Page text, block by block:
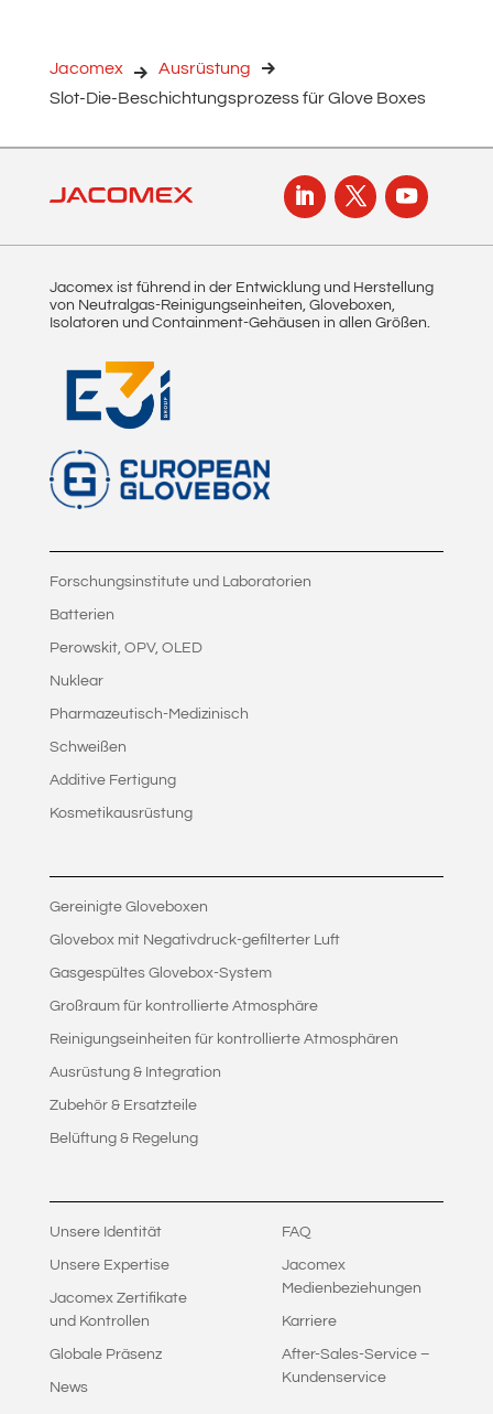
Jacomex
Ausrüstung
Slot-Die-Beschichtungsprozess für Glove Boxes
Jacomex ist führend in der Entwicklung und Herstellung
von Neutralgas-Reinigungseinheiten, Gloveboxen,
Isolatoren und Containment-Gehäusen in allen Größen.
Forschungsinstitute und Laboratorien
Batterien
Perowskit, OPV, OLED
Nuklear
Pharmazeutisch-Medizinisch
Schweißen
Additive Fertigung
Kosmetikausrüstung
Gereinigte Gloveboxen
Glovebox mit Negativdruck-gefilterter Luft
Gasgespültes Glovebox-System
Großraum für kontrollierte Atmosphäre
Reinigungseinheiten für kontrollierte Atmosphären
Ausrüstung & Integration
Zubehör & Ersatzteile
Belüftung & Regelung
Unsere Identität
Unsere Expertise
Jacomex Zertifikate
und Kontrollen
Globale Präsenz
News
FAQ
Jacomex
Medienbeziehungen
Karriere
After-Sales-Service –
Kundenservice